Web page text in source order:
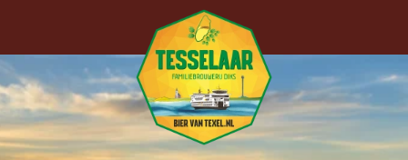
Terug naar hoofdinhoud